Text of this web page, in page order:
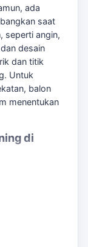
ada
saat
seperti angin,
desain
dan titik
Untuk
balon
menentukan
di
gapura
perhatian
3-7 hari,